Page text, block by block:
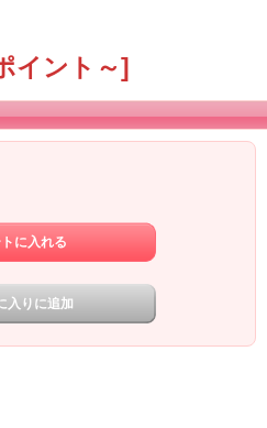
イント～]